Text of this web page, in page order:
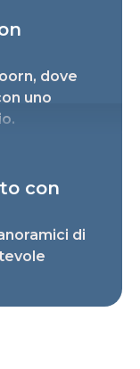
dove
uno
con
di